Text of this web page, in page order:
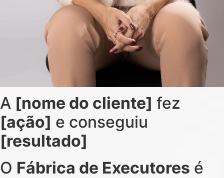
A [nome do cliente] fez
[ação] e conseguiu
[resultado]
O Fábrica de Executores é